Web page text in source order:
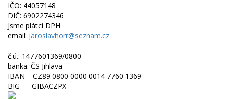
IČO: 44057148
DIČ: 6902274346
Jsme plátci DPH
email: jaroslavhorr@seznam.cz
č.ú.: 1477601369/0800
banka: ČS Jihlava
IBAN CZ89 0800 0000 0014 7760 1369
BIG GIBACZPX